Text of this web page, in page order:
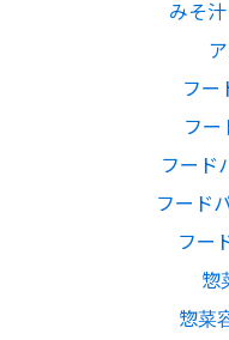
みそ汁
フー
フー
フード
フード
フー
惣
惣菜